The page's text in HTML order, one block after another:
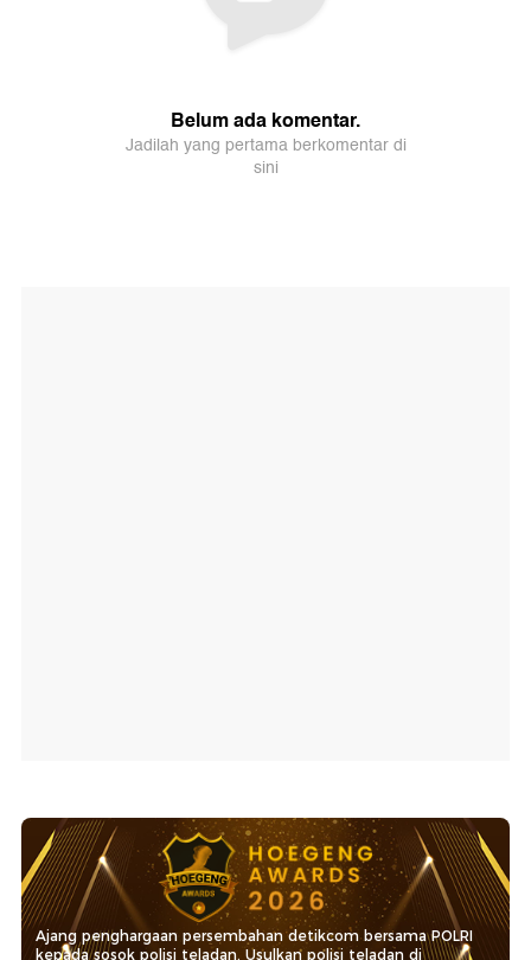
Ajang penghargaan persembahan detikcom bersama POLRI
kepada sosok polisi teladan. Usulkan polisi teladan di